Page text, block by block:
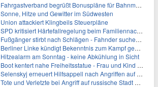
Fahrgastverband begrüßt Bonuspläne für Bahnmanager
Sonne, Hitze und Gewitter im Südwesten
Union attackiert Klingbeils Steuerpläne
SPD kritisiert Härtefallregelung beim Familiennachzug als zu streng
Fußgänger stirbt nach Schlägen - Fahnder suchen Autofahrer
Berliner Linke kündigt Bekenntnis zum Kampf gegen Antisemitismus an
Hitzealarm am Sonntag - keine Abkühlung in Sicht
Boot kentert nahe Freiheitsstatue - Frau und Kind sterben
Selenskyj erneuert Hilfsappell nach Angriffen auf mehrere Städte
Tote und Verletzte bei Angriff auf russische Stadt Belgorod